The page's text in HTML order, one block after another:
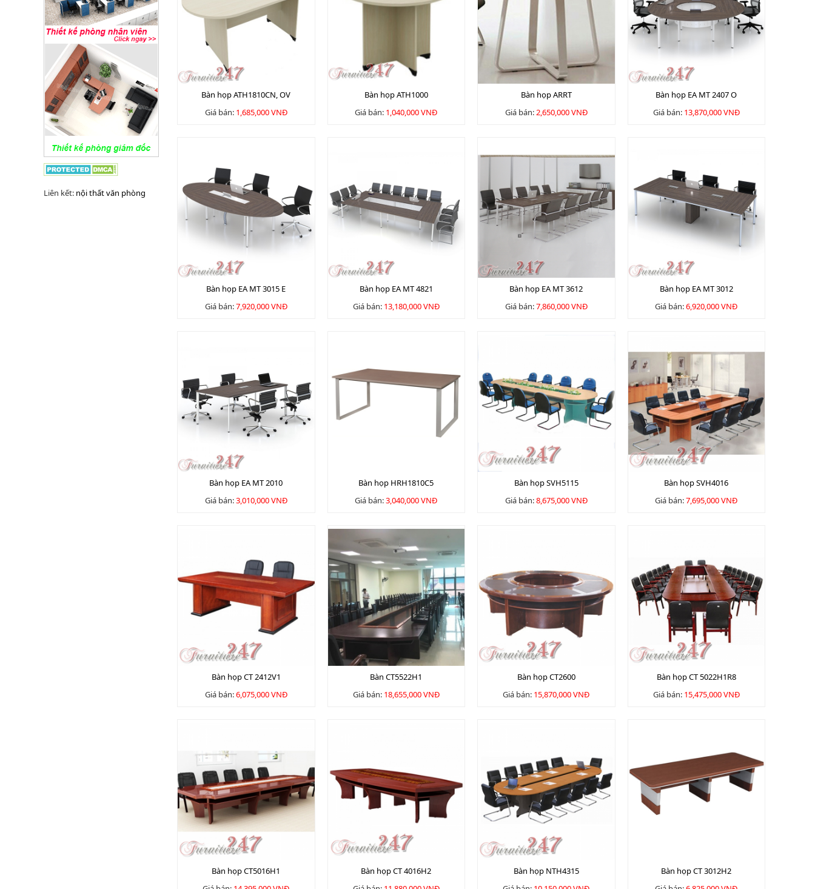
Liên kết: nội thất văn phòng
Bàn họp ATH1810CN, OV
Giá bán: 1,685,000 VNĐ
Bàn họp ATH1000
Giá bán: 1,040,000 VNĐ
Bàn họp ARRT
Giá bán:2,650,000 VNĐ
Bàn họp EA MT 2407 O
Giá bán: 13,870,000 VNĐ
Bàn họp EA MT 3015 E
Giá bán:7,920,000 VNĐ
Bàn họp EA MT 4821
Giá bán: 13,180,000 VNĐ
Bàn họp EA MT 3612
Giá bán:7,860,000 VNĐ
Bàn họp EA MT 3012
Giá bán:6,920,000 VNĐ
Bàn họp EA MT 2010
Giá bán:3,010,000 VNĐ
Bàn họp HRH1810C5
Giá bán:3,040,000 VNĐ
Bàn họp SVH5115
Giá bán:8,675,000 VNĐ
Bàn họp SVH4016
Giá bán:7,695,000 VNĐ
Bàn họp CT 2412V1
Giá bán:6,075,000 VNĐ
Bàn CT5522H1
Giá bán: 18,655,000 VNĐ
Bàn họp CT2600
Giá bán: 15,870,000 VNĐ
Bàn họp CT 5022H1R8
Giá bán: 15,475,000 VNĐ
Bàn họp CT5016H1
Bàn họp CT 4016H2
Bàn họp NTH4315
Bàn họp CT 3012H2